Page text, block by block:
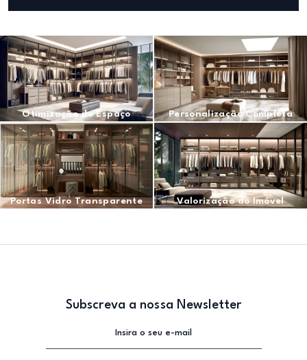
Otimização do Espaço Personalização Completa
Portas Vidro Transparente Valorização do Imóvel
Subscreva a nossa Newsletter